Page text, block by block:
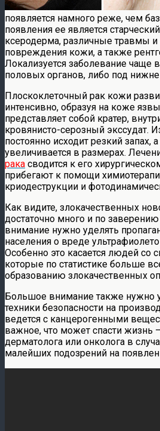
появляется намного реже, чем
появления ее является
ксеродерма, различные травмы и
повреждения кожи, а также
Локализуется заболевание чаще
половых органов, либо под
Плоскоклеточный рак кожи
интенсивно, образуя на коже
представляет собой кратер,
кровянисто-серозный экссудат.
постоянно исходит резкий запах,
увеличивается в размерах.
рака сводится к его
прибегают к помощи
криодеструкции и
Как видите, злокачественных
достаточно много и по
внимание нужно уделять
населения о вреде
Особенно это касается людей со
которые по статистике больше
образованию злокачественных
Большое внимание также нужно
техники безопасности на
ведется с канцерогенными
важное, что может спасти жизнь
дерматолога или онколога в
малейших подозрений на